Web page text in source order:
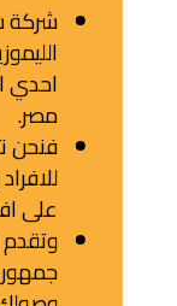
شركة
احدي
مصر.
فنحن
على